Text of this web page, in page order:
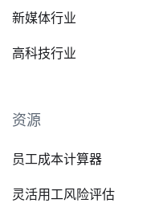
新媒体行业
高科技行业
资源
员工成本计算器
灵活用工风险评估